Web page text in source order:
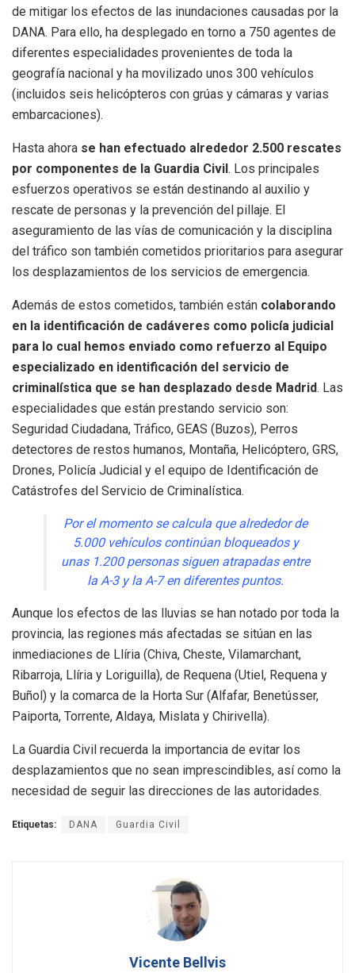
de mitigar los efectos de las inundaciones causadas por la
DANA. Para ello, ha desplegado en torno a 750 agentes de
diferentes especialidades provenientes de toda la
geografía nacional y ha movilizado unos 300 vehículos
(incluidos seis helicópteros con grúas y cámaras y varias
embarcaciones).
Hasta ahora se han efectuado alrededor 2.500 rescates
por componentes de la Guardia Civil . Los principales
esfuerzos operativos se están destinando al auxilio y
rescate de personas y la prevención del pillaje. El
aseguramiento de las vías de comunicación y la disciplina
del tráfico son también cometidos prioritarios para asegurar
los desplazamientos de los servicios de emergencia.
Además de estos cometidos, también están colaborando
en la identificación de cadáveres como policía judicial
para lo cual hemos enviado como refuerzo al Equipo
especializado en identificación del servicio de
criminalística que se han desplazado desde Madrid. Las
especialidades que están prestando servicio son:
Seguridad Ciudadana, Tráfico, GEAS (Buzos), Perros
detectores de restos humanos, Montaña, Helicóptero, GRS,
Drones, Policía Judicial y el equipo de Identificación de
Catástrofes del Servicio de Criminalística.
Por el momento se calcula que alrededor de
5.000 vehículos continúan bloqueados y
unas 1.200 personas siguen atrapadas entre
la A-3 y la A-7 en diferentes puntos.
Aunque los efectos de las lluvias se han notado por toda la
provincia, las regiones más afectadas se sitúan en las
inmediaciones de Llíria (Chiva, Cheste, Vilamarchant,
Ribarroja, Llíria y Loriguilla), de Requena (Utiel, Requena y
Buñol) y la comarca de la Horta Sur (Alfafar, Benetússer,
Paiporta, Torrente, Aldaya, Mislata y Chirivella).
La Guardia Civil recuerda la importancia de evitar los
desplazamientos que no sean imprescindibles, así como la
necesidad de seguir las direcciones de las autoridades.
Etiquetas: DANA Guardia Civil
Vicente Bellvis